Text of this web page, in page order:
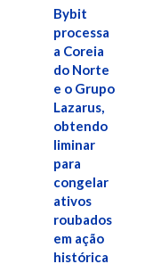
Bybit
processa
a Coreia
do Norte
e o Grupo
Lazarus,
obtendo
liminar
para
congelar
ativos
roubados
em ação
histórica